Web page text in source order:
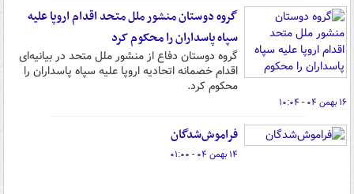
گروه دوستان منشور ملل متحد اقدام اروپا علیه
سپاه پاسداران را محکوم کرد
گروه دوستان دفاع از منشور ملل متحد در بیانیه‌ای
اقدام خصمانه اتحادیه اروپا علیه سپاه پاسداران را
محکوم کرد.
۱۶ بهمن ۰۴ - ۱۰:۰۴
فراموش‌شدگان
۱۴ بهمن ۰۴ - ۰۱:۰۰